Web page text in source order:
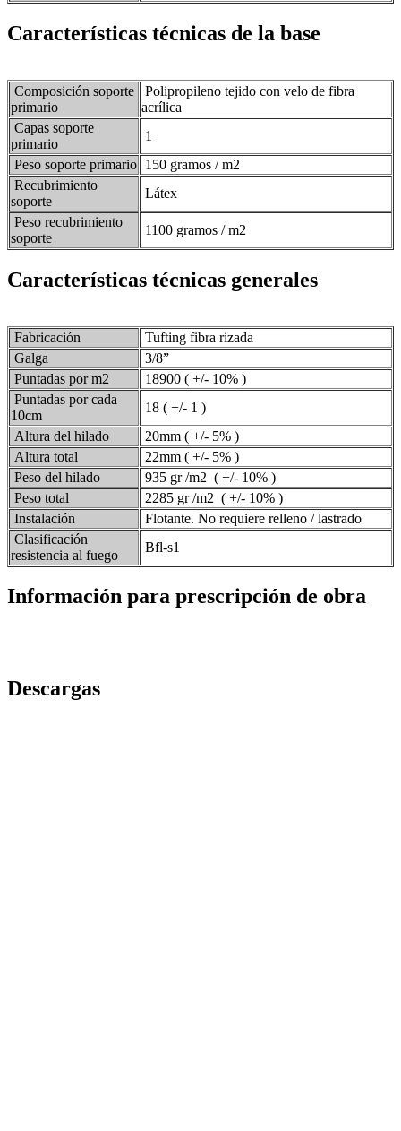
Características técnicas de la base
Composición soporte
primario
Polipropileno tejido con velo de fibra
acrílica
Capas soporte
primario
1
Peso soporte primario 150 gramos / m2
Recubrimiento
soporte
Látex
Peso recubrimiento
soporte
1100 gramos / m2
Características técnicas generales
Fabricación
Tufting fibra rizada
Galga
3/8”
Puntadas por m2
18900 ( +/- 10% )
Puntadas por cada
10cm
18 ( +/- 1 )
Altura del hilado
20mm ( +/- 5% )
Altura total
22mm ( +/- 5% )
Peso del hilado
935 gr /m2 ( +/- 10% )
Peso total
2285 gr /m2 ( +/- 10% )
Instalación
Flotante. No requiere relleno / lastrado
Clasificación
resistencia al fuego
Bfl-s1
Información para prescripción de obra
Descargas